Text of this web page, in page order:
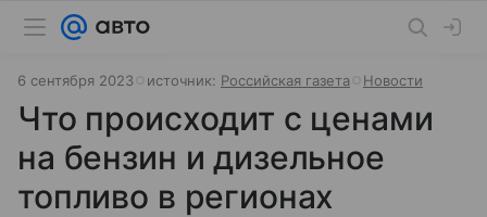
6 сентября 2023 источник: Российская газета Новости
Что происходит с ценами
на бензин и дизельное
топливо в регионах